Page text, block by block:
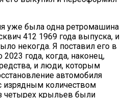
уже была одна ретромашина
412 1969 года выпуска, и
некогда. Я поставил его в
года, когда, наконец,
и люди, которым
автомобиля
изрядным количеством
четырех крыльев были